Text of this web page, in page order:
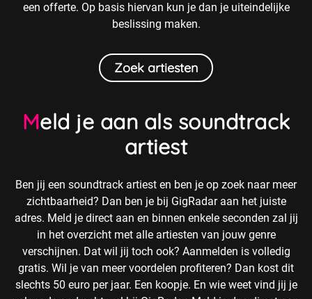
een offerte. Op basis hiervan kun je dan je uiteindelijke
beslissing maken.
Zoek artiesten
Meld je aan als soundtrack
artiest
Ben jij een soundtrack artiest en ben je op zoek naar meer
zichtbaarheid? Dan ben je bij GigRadar aan het juiste
adres. Meld je direct aan en binnen enkele seconden zal jij
in het overzicht met alle artiesten van jouw genre
verschijnen. Dat wil jij toch ook? Aanmelden is volledig
gratis. Wil je van meer voordelen profiteren? Dan kost dit
slechts 50 euro per jaar. Een koopje. En wie weet vind jij je